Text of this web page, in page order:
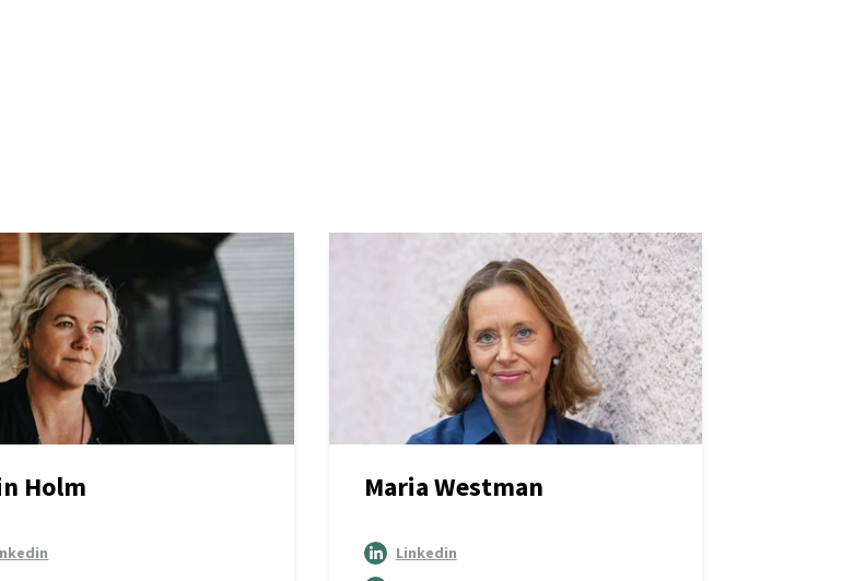
Holm Maria Westman
Linkedin